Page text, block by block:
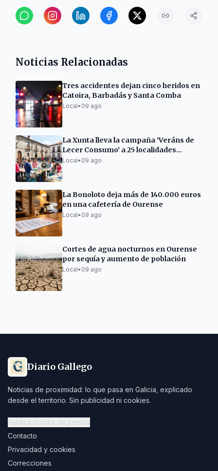
Noticias Relacionadas
Tres accidentes dejan cinco heridos en
Catoira, Barbadás y Santa Comba
Local• 09 ago
La Xunta lleva la campaña 'Veráns de
Lecer Consumo' a 25 localidades
gallegas
Local• 09 ago
La Bonoloto deja más de 140.000 euros
en una cafetería de Ourense
Local• 09 ago
Cortes de agua nocturnos en Ourense
por sequía y aumento de población
Local• 09 ago
Diario Gallego
Noticias de proximidad: lo que pasa en Galicia, explicado
desde el territorio. Sin publicidad ni cookies.
Publica tu nota de prensa
Contacto
Privacidad y cookies
Correcciones